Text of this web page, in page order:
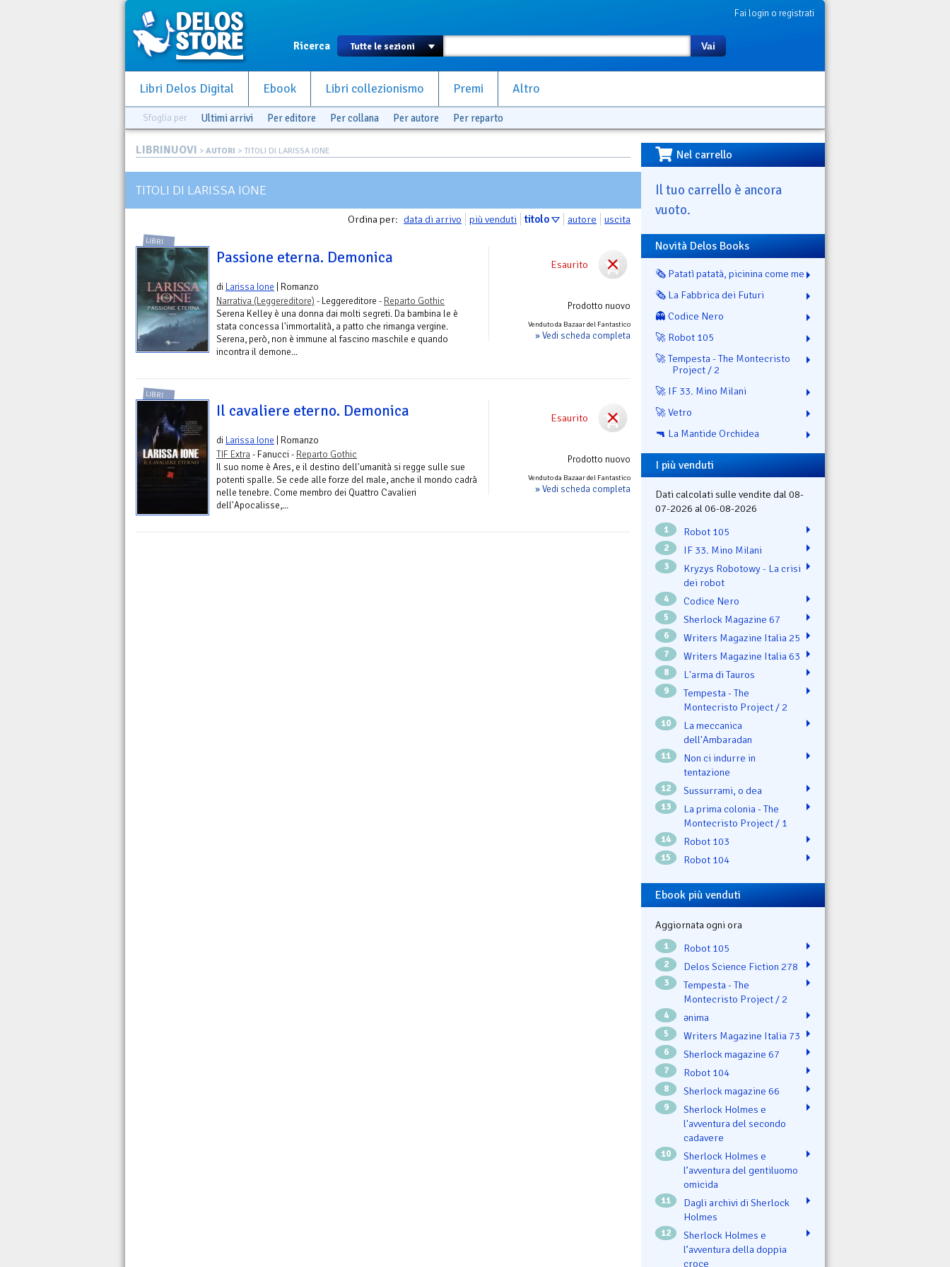
Fai login o registrati
Ricerca Vai
Libri Delos Digital Ebook Libri collezionismo Premi Altro
Sfoglia per Ultimi arrivi Per editore Per collana Per autore Per reparto
LIBRINUOVI > AUTORI > TITOLI DI LARISSA IONE
TITOLI DI LARISSA IONE
Ordina per: data di arrivo più venduti titolo autore uscita
Esaurito
Prodotto nuovo
Venduto da Bazaar del Fantastico
» Vedi scheda completa
LIBRI
Passione eterna. Demonica
di Larissa Ione | Romanzo
Narrativa (Leggereditore) - Leggereditore - Reparto Gothic
Serena Kelley è una donna dai molti segreti. Da bambina le è
stata concessa l'immortalità, a patto che rimanga vergine.
Serena, però, non è immune al fascino maschile e quando
incontra il demone...
Esaurito
Prodotto nuovo
Venduto da Bazaar del Fantastico
» Vedi scheda completa
LIBRI
Il cavaliere eterno. Demonica
di Larissa Ione | Romanzo
TIF Extra- Fanucci - Reparto Gothic
Il suo nome è Ares, e il destino dell'umanità si regge sulle sue
potenti spalle. Se cede alle forze del male, anche il mondo cadrà
nelle tenebre. Come membro dei Quattro Cavalieri
dell'Apocalisse,...
Nel carrello
Il tuo carrello è ancora
vuoto.
Novità Delos Books
🗞️ Patatì patatà, picinina come me
🗞️ La Fabbrica dei Futuri
👻 Codice Nero
🚀 Robot 105
🚀 Tempesta - The Montecristo
Project / 2
🚀 IF 33. Mino Milani
🚀 Vetro
🔫 La Mantide Orchidea
I più venduti
Dati calcolati sulle vendite dal 08-
07-2026 al 06-08-2026
1 Robot 105
2 IF 33. Mino Milani
3
Kryzys Robotowy - La crisi
dei robot
4 Codice Nero
5 Sherlock Magazine 67
6 Writers Magazine Italia 25
7 Writers Magazine Italia 63
8 L'arma di Tauros
9
Tempesta - The
Montecristo Project / 2
10
La meccanica
dell'Ambaradan
11
Non ci indurre in
tentazione
12 Sussurrami, o dea
13
La prima colonia - The
Montecristo Project / 1
14 Robot 103
15 Robot 104
Ebook più venduti
Aggiornata ogni ora
1 Robot 105
2 Delos Science Fiction 278
3
Tempesta - The
Montecristo Project / 2
4 ənima
5 Writers Magazine Italia 73
6 Sherlock magazine 67
7 Robot 104
8 Sherlock magazine 66
9
Sherlock Holmes e
l'avventura del secondo
cadavere
10
Sherlock Holmes e
l’avventura del gentiluomo
omicida
11
Dagli archivi di Sherlock
Holmes
12
Sherlock Holmes e
l’avventura della doppia
croce